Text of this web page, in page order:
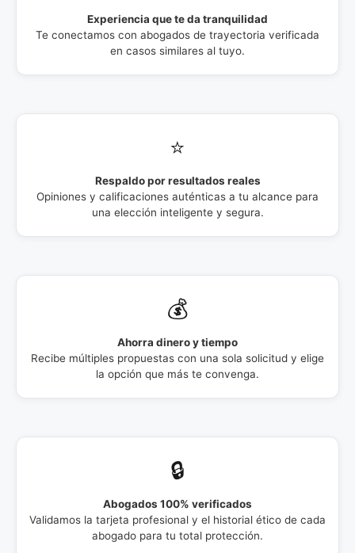
Experiencia que te da tranquilidad
Te conectamos con abogados de trayectoria verificada
en casos similares al tuyo.
⭐
Respaldo por resultados reales
Opiniones y calificaciones auténticas a tu alcance para
una elección inteligente y segura.
💰
Ahorra dinero y tiempo
Recibe múltiples propuestas con una sola solicitud y elige
la opción que más te convenga.
🔒
Abogados 100% verificados
Validamos la tarjeta profesional y el historial ético de cada
abogado para tu total protección.